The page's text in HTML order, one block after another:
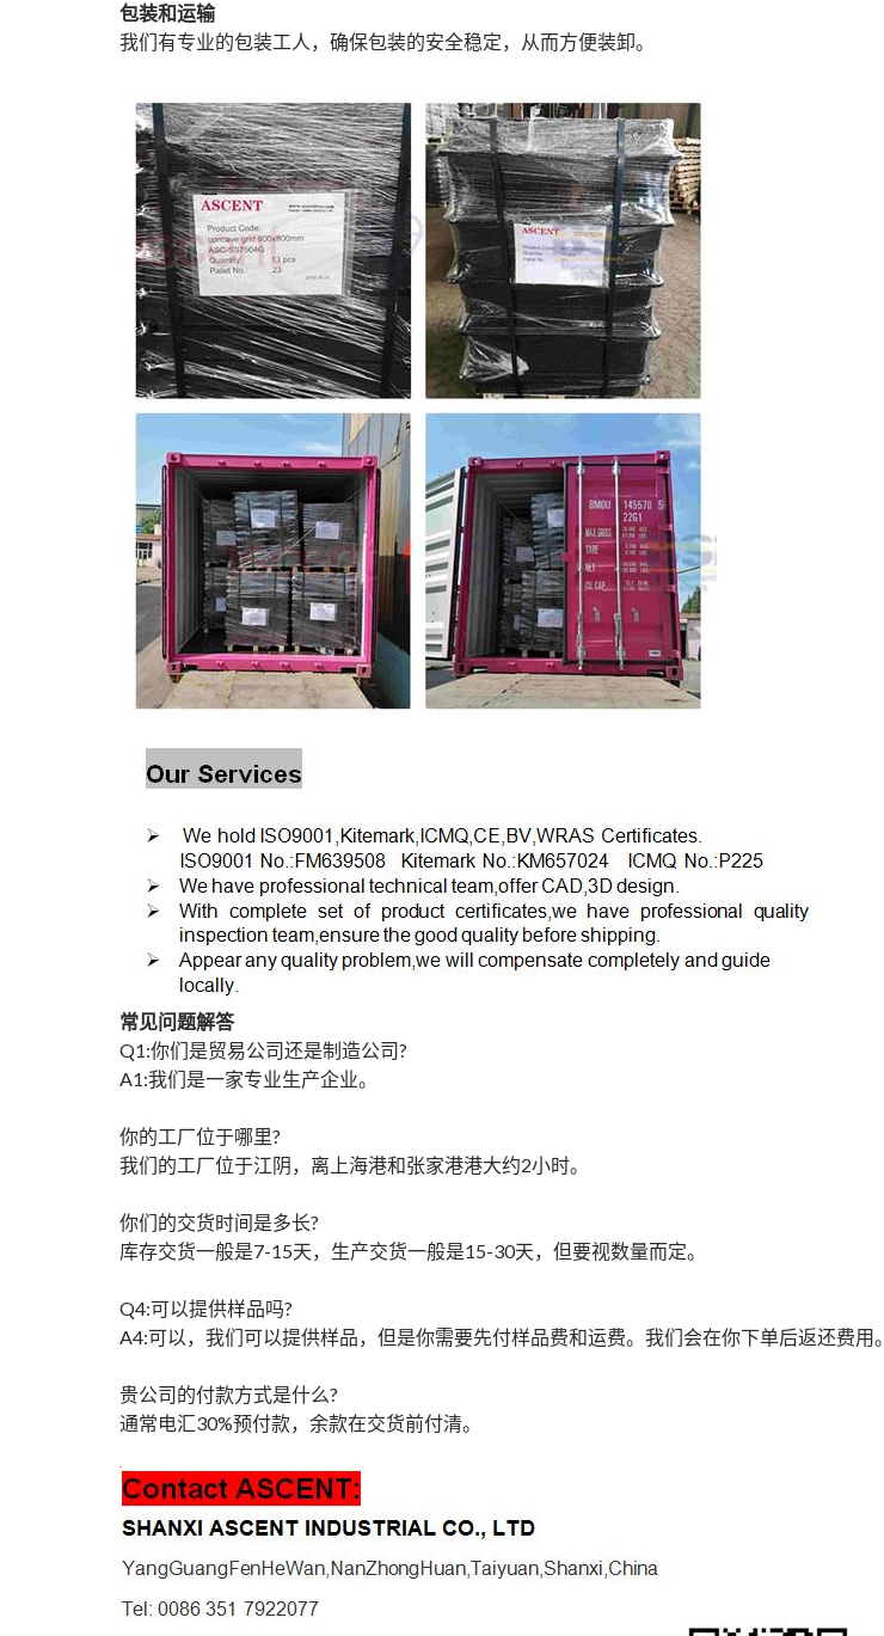
包装和运输
我们有专业的包装工人，确保包装的安全稳定，从而方便装卸。
常见问题解答
Q1:你们是贸易公司还是制造公司?
A1:我们是一家专业生产企业。
你的工厂位于哪里?
我们的工厂位于江阴，离上海港和张家港港大约2小时。
你们的交货时间是多长?
库存交货一般是7-15天，生产交货一般是15-30天，但要视数量而定。
Q4:可以提供样品吗?
A4:可以，我们可以提供样品，但是你需要先付样品费和运费。我们会在你下单后返还费用。
贵公司的付款方式是什么?
通常电汇30%预付款，余款在交货前付清。